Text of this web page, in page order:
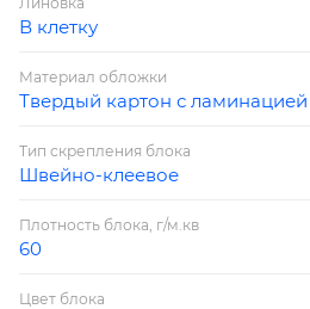
В клетку
Материал обложки
Твердый картон с ламинацией
Тип скрепления блока
Швейно-клеевое
Плотность блока, г/м.кв
60
Цвет блока